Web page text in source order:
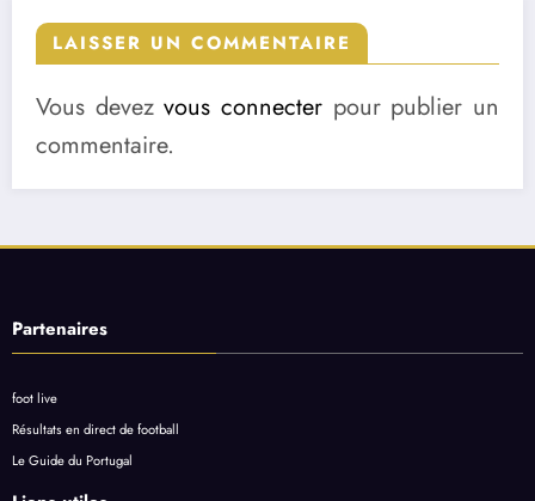
LAISSER UN COMMENTAIRE
Vous devezvous connecter pour publier un
commentaire.
Partenaires
foot live
Résultats en direct de football
Le Guide du Portugal